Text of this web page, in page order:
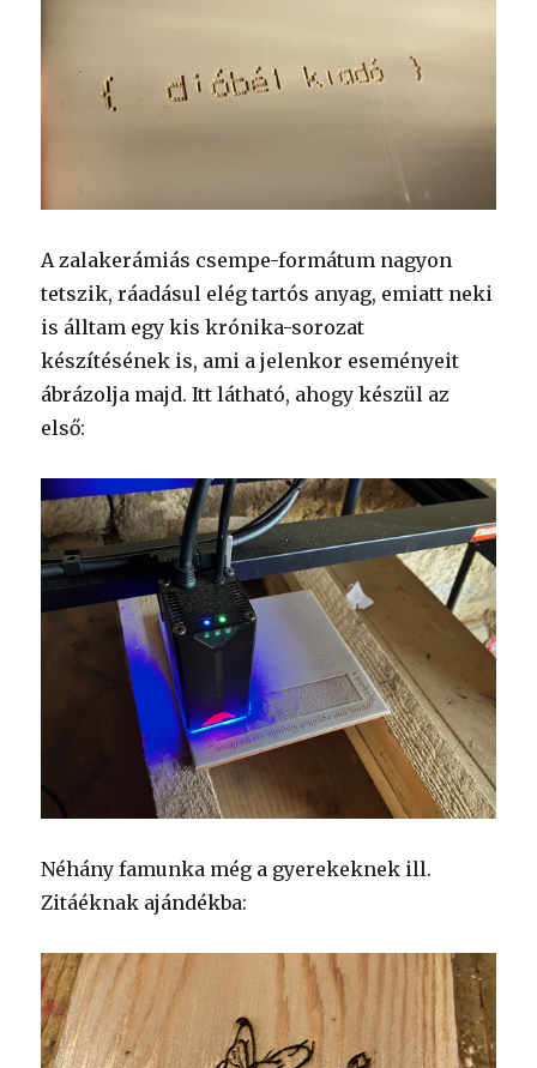
A zalakerámiás csempe-formátum nagyon
tetszik, ráadásul elég tartós anyag, emiatt neki
is álltam egy kis krónika-sorozat
készítésének is, ami a jelenkor eseményeit
ábrázolja majd. Itt látható, ahogy készül az
első:
Néhány famunka még a gyerekeknek ill.
Zitáéknak ajándékba: